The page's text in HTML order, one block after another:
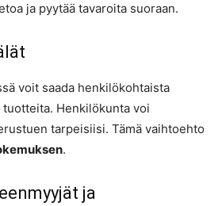
ja pyytää tavaroita suoraan.
voit saada henkilökohtaista
Henkilökunta voi
tarpeisiisi. Tämä vaihtoehto
.
ja